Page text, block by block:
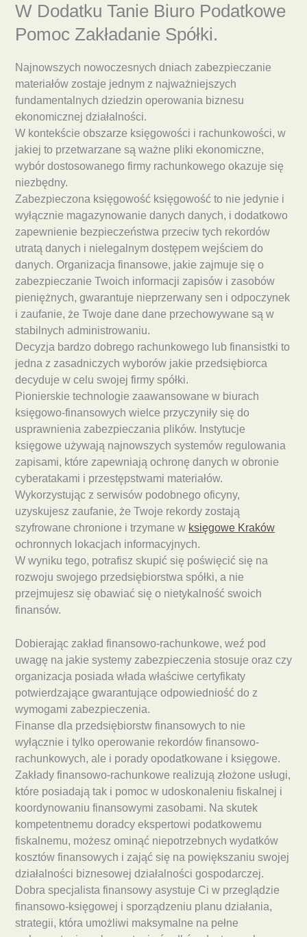
W Dodatku Tanie Biuro Podatkowe
Pomoc Zakładanie Spółki.
Najnowszych nowoczesnych dniach zabezpieczanie
materiałów zostaje jednym z najważniejszych
fundamentalnych dziedzin operowania biznesu
ekonomicznej działalności.
W kontekście obszarze księgowości i rachunkowości, w
jakiej to przetwarzane są ważne pliki ekonomiczne,
wybór dostosowanego firmy rachunkowego okazuje się
niezbędny.
Zabezpieczona księgowość księgowość to nie jedynie i
wyłącznie magazynowanie danych danych, i dodatkowo
zapewnienie bezpieczeństwa przeciw tych rekordów
utratą danych i nielegalnym dostępem wejściem do
danych. Organizacja finansowe, jakie zajmuje się o
zabezpieczanie Twoich informacji zapisów i zasobów
pieniężnych, gwarantuje nieprzerwany sen i odpoczynek
i zaufanie, że Twoje dane dane przechowywane są w
stabilnych administrowaniu.
Decyzja bardzo dobrego rachunkowego lub finansistki to
jedna z zasadniczych wyborów jakie przedsiębiorca
decyduje w celu swojej firmy spółki.
Pionierskie technologie zaawansowane w biurach
księgowo-finansowych wielce przyczyniły się do
usprawnienia zabezpieczania plików. Instytucje
księgowe używają najnowszych systemów regulowania
zapisami, które zapewniają ochronę danych w obronie
cyberatakami i przestępstwami materiałów.
Wykorzystując z serwisów podobnego oficyny,
uzyskujesz zaufanie, że Twoje rekordy zostają
szyfrowane chronione i trzymane w księgowe Kraków
ochronnych lokacjach informacyjnych.
W wyniku tego, potrafisz skupić się poświęcić się na
rozwoju swojego przedsiębiorstwa spółki, a nie
przejmujesz się obawiać się o nietykalność swoich
finansów.
Dobierając zakład finansowo-rachunkowe, weź pod
uwagę na jakie systemy zabezpieczenia stosuje oraz czy
organizacja posiada włada właściwe certyfikaty
potwierdzające gwarantujące odpowiedniość do z
wymogami zabezpieczenia.
Finanse dla przedsiębiorstw finansowych to nie
wyłącznie i tylko operowanie rekordów finansowo-
rachunkowych, ale i porady opodatkowane i księgowe.
Zakłady finansowo-rachunkowe realizują złożone usługi,
które posiadają tak i pomoc w udoskonaleniu fiskalnej i
koordynowaniu finansowymi zasobami. Na skutek
kompetentnemu doradcy ekspertowi podatkowemu
fiskalnemu, możesz ominąć niepotrzebnych wydatków
kosztów finansowych i zająć się na powiększaniu swojej
działalności biznesowej działalności gospodarczej.
Dobra specjalista finansowy asystuje Ci w przeglądzie
finansowo-księgowej i sporządzeniu planu działania,
strategii, która umożliwi maksymalne na pełne